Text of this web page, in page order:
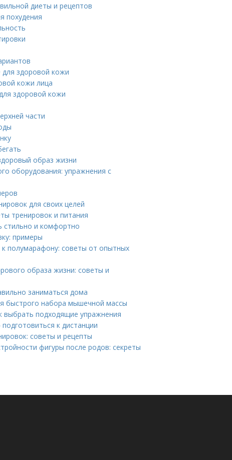
диеты и рецептов
похудения
здоровой кожи
кожи лица
здоровой кожи
части
образ жизни
оборудования: упражнения с
для своих целей
тренировок и питания
стильно и комфортно
примеры
к полумарафону: советы от опытных
образа жизни: советы и
заниматься дома
быстрого набора мышечной массы
выбрать подходящие упражнения
к дистанции
советы и рецепты
фигуры после родов: секреты